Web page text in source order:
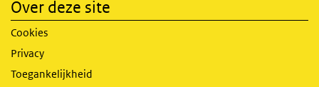
Over deze site
Cookies
Privacy
Toegankelijkheid